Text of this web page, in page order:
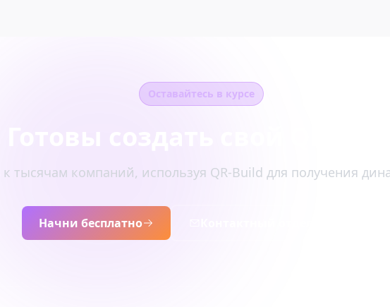
Оставайтесь в курсе
тысячам компаний, используя QR-Build для получения
Начни бесплатно